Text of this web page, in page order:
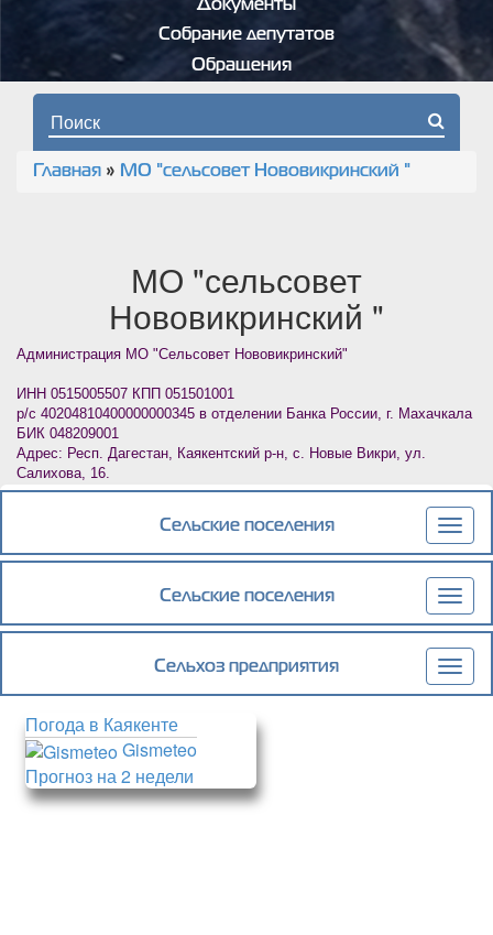
Документы
Собрание депутатов
Обращения
Форма поиска
Вы здесь
Главная » МО "сельсовет Нововикринский "
МО "сельсовет
Нововикринский "
Администрация МО "Сельсовет Нововикринский"
ИНН 0515005507 КПП 051501001
р/c 40204810400000000345 в отделении Банка России, г. Махачкала
БИК 048209001
Адрес: Респ. Дагестан, Каякентский р-н, с. Новые Викри, ул.
Салихова, 16.
Сельские поселения
Сельские поселения
Сельхоз предприятия
Погода в Каякенте
Gismeteo
Прогноз на 2 недели